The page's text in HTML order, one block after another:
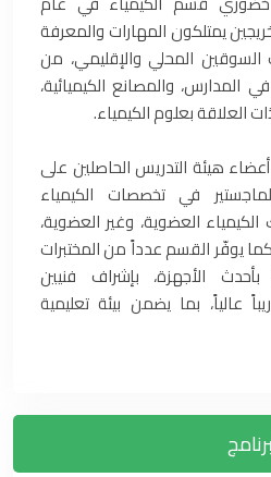
خريجين يمتلكون المهارات والمعرفة
السوقين المحلي والإقليمي، من
المدارس، والمصانع الكيميائية،
العلاقة بعلوم الكيمياء.
هيئة التدريس الحاصلين على
في تخصصات الكيمياء
العضوية، وغير العضوية،
كما يوفّر القسم عدداً من المختبرات
الأجهزة، بإشراف فنيين
عالياً، بما يضمن بيئة تعليمية